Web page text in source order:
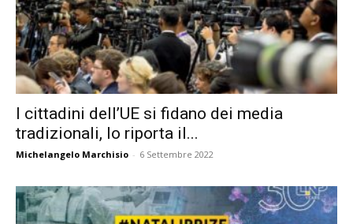
I cittadini dell’UE si fidano dei media
tradizionali, lo riporta il...
Michelangelo Marchisio - 6 Settembre 2022